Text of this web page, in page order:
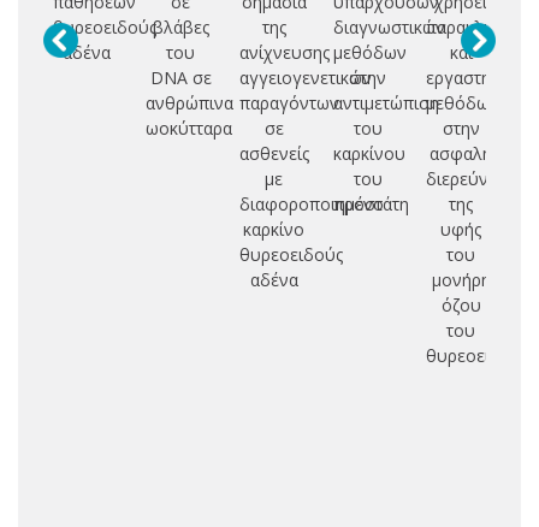
θυρεοειδούς
αδένα
βλάβες
του
DNA σε
ανθρώπινα
ωοκύτταρα
της
ανίχνευσης
αγγειογενετικών
παραγόντων
σε
ασθενείς
με
διαφοροποιημένο
καρκίνο
θυρεοειδούς
αδένα
διαγνωστικών
μεθόδων
στην
αντιμετώπιση
του
καρκίνου
του
προστάτη
παρακλινικών
και
μεθόδων
στην
ασφαλή
διερεύνηση
της
υφής
του
μονήρη
όζου
του
θυρεοειδούς